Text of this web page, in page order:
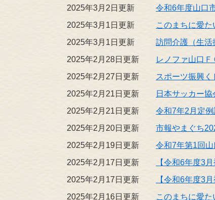
2025年3月2日更新
令和6年度山口
2025年3月1日更新
このまちに愛
2025年3月1日更新
訪問介護（生活
2025年2月28日更新
レノファ山口
2025年2月27日更新
スポーツ振興
2025年2月21日更新
日本サッカー
2025年2月21日更新
令和7年2月定
2025年2月20日更新
市報やまぐち
2025年2月19日更新
令和7年第1回
2025年2月17日更新
【令和6年度3
2025年2月17日更新
【令和6年度3
2025年2月16日更新
このまちに愛